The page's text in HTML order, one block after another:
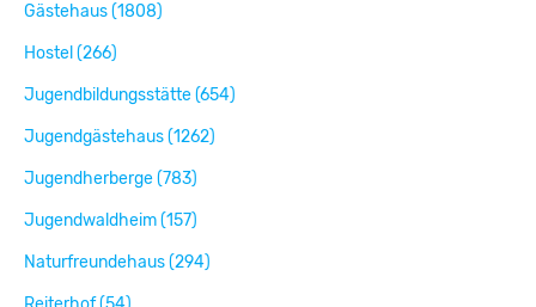
Gästehaus (1808)
Hostel (266)
Jugendbildungsstätte (654)
Jugendgästehaus (1262)
Jugendherberge (783)
Jugendwaldheim (157)
Naturfreundehaus (294)